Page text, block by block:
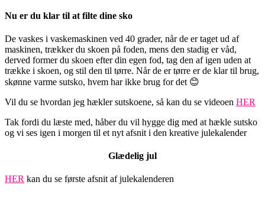
Nu er du klar til at filte dine sko
De vaskes i vaskemaskinen ved 40 grader, når de er taget ud af
maskinen, trækker du skoen på foden, mens den stadig er våd,
derved former du skoen efter din egen fod, tag den af igen uden at
trække i skoen, og stil den til tørre. Når de er tørre er de klar til brug,
skønne varme sutsko, hvem har ikke brug for det 😊
Vil du se hvordan jeg hækler sutskoene, så kan du se videoen HER
Tak fordi du læste med, håber du vil hygge dig med at hækle sutsko
og vi ses igen i morgen til et nyt afsnit i den kreative julekalender
Glædelig jul
HER kan du se første afsnit af julekalenderen